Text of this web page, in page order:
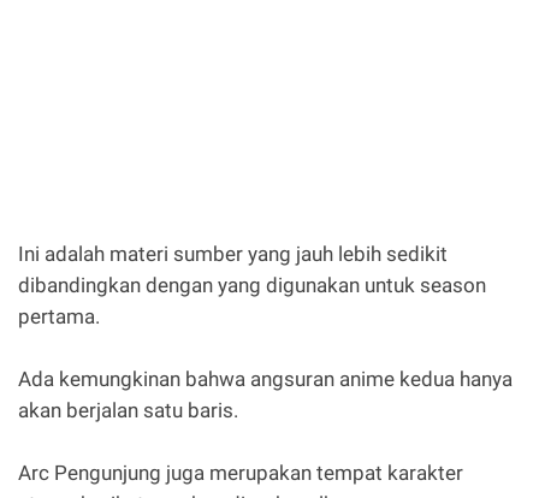
Ini adalah materi sumber yang jauh lebih sedikit
dibandingkan dengan yang digunakan untuk season
pertama.
Ada kemungkinan bahwa angsuran anime kedua hanya
akan berjalan satu baris.
Arc Pengunjung juga merupakan tempat karakter